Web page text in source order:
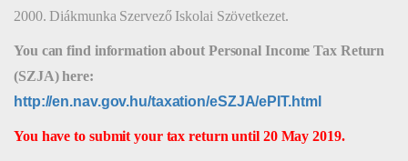
2000. Diákmunka Szervező Iskolai Szövetkezet.
You can find information about Personal Income Tax Return
(SZJA) here:
http://en.nav.gov.hu/taxation/eSZJA/ePIT.html
You have to submit your tax return until 20 May 2019.